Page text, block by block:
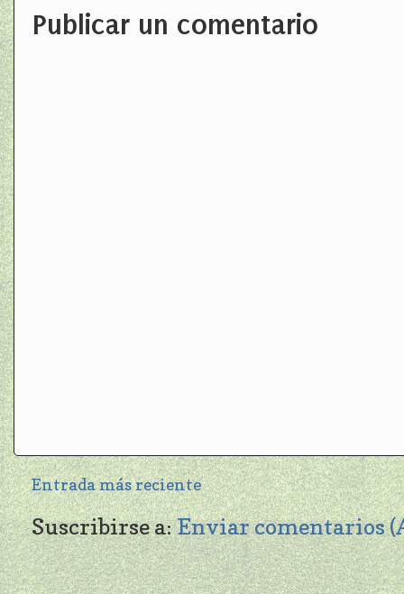
Publicar un comentario
Entrada más reciente
Suscribirse a:Enviar comentarios